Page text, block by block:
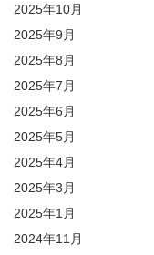
2025年10月
2025年9月
2025年8月
2025年7月
2025年6月
2025年5月
2025年4月
2025年3月
2025年1月
2024年11月